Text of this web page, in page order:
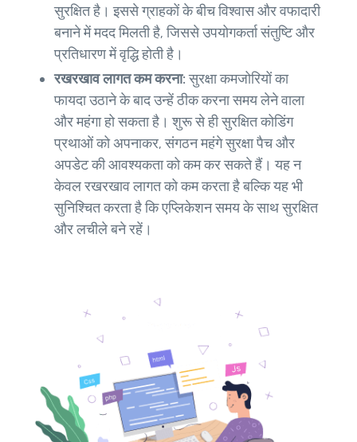
सुरक्षित है। इससे ग्राहकों के बीच विश्वास और वफादारी
बनाने में मदद मिलती है, जिससे उपयोगकर्ता संतुष्टि और
प्रतिधारण में वृद्धि होती है।
रखरखाव लागत कम करना:सुरक्षा कमजोरियों का
फायदा उठाने के बाद उन्हें ठीक करना समय लेने वाला
और महंगा हो सकता है। शुरू से ही सुरक्षित कोडिंग
प्रथाओं को अपनाकर, संगठन महंगे सुरक्षा पैच और
अपडेट की आवश्यकता को कम कर सकते हैं। यह न
केवल रखरखाव लागत को कम करता है बल्कि यह भी
सुनिश्चित करता है कि एप्लिकेशन समय के साथ सुरक्षित
और लचीले बने रहें।